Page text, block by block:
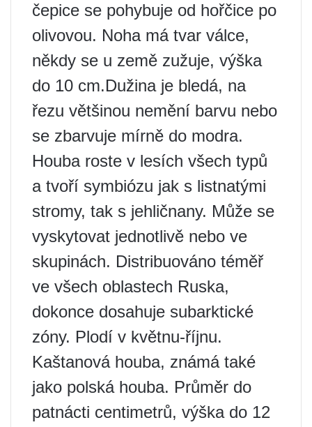
čepice se pohybuje od hořčice po
olivovou. Noha má tvar válce,
někdy se u země zužuje, výška
do 10 cm.Dužina je bledá, na
řezu většinou nemění barvu nebo
se zbarvuje mírně do modra.
Houba roste v lesích všech typů
a tvoří symbiózu jak s listnatými
stromy, tak s jehličnany. Může se
vyskytovat jednotlivě nebo ve
skupinách. Distribuováno téměř
ve všech oblastech Ruska,
dokonce dosahuje subarktické
zóny. Plodí v květnu-říjnu.
Kaštanová houba, známá také
jako polská houba. Průměr do
patnácti centimetrů, výška do 12